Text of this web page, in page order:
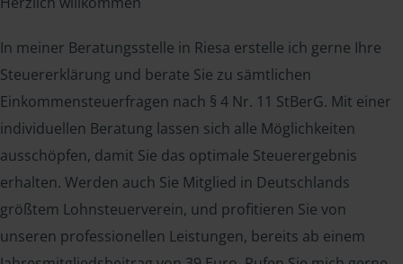
In meiner Beratungsstelle in Riesa erstelle ich gerne Ihre
Steuererklärung und berate Sie zu sämtlichen
Einkommensteuerfragen nach § 4 Nr. 11 StBerG. Mit einer
individuellen Beratung lassen sich alle Möglichkeiten
ausschöpfen, damit Sie das optimale Steuerergebnis
erhalten. Werden auch Sie Mitglied in Deutschlands
größtem Lohnsteuerverein, und profitieren Sie von
unseren professionellen Leistungen, bereits ab einem